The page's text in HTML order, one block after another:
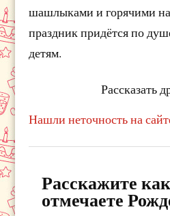
шашлыками и горячими
праздник придётся по
детям.
Рассказать
Нашли неточность на
Расскажите
отмечаете